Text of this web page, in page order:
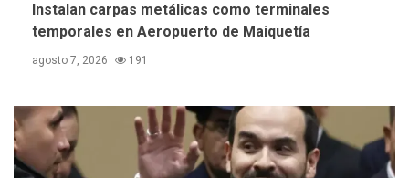
Instalan carpas metálicas como terminales
temporales en Aeropuerto de Maiquetía
agosto 7, 2026 191